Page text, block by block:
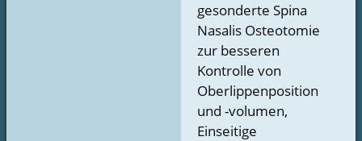
gesonderte Spina
Nasalis Osteotomie
zur besseren
Kontrolle von
Oberlippenposition
und -volumen,
Einseitige